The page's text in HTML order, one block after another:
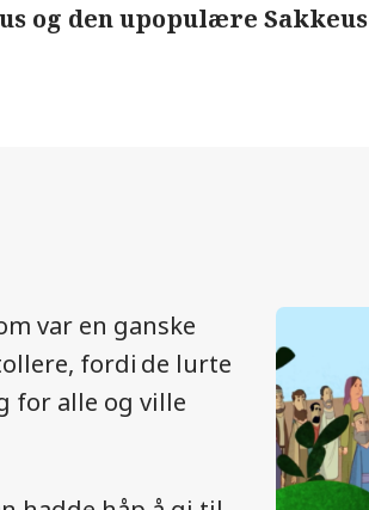
og den upopulære Sakkeus
var en ganske
fordi de lurte
for alle og ville